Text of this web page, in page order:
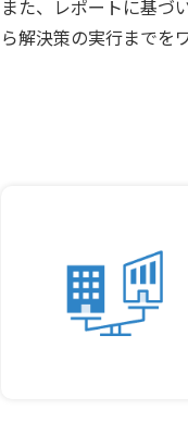
また、レポートに基づ
ら解決策の実行までを